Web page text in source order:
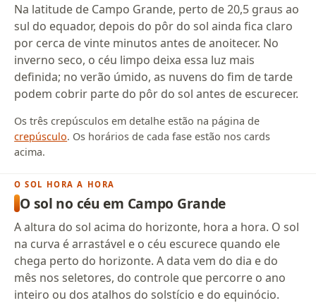
Na latitude de Campo Grande, perto de 20,5 graus ao
sul do equador, depois do pôr do sol ainda fica claro
por cerca de vinte minutos antes de anoitecer. No
inverno seco, o céu limpo deixa essa luz mais
definida; no verão úmido, as nuvens do fim de tarde
podem cobrir parte do pôr do sol antes de escurecer.
Os três crepúsculos em detalhe estão na página de
crepúsculo. Os horários de cada fase estão nos cards
acima.
O SOL HORA A HORA
O sol no céu em Campo Grande
A altura do sol acima do horizonte, hora a hora. O sol
na curva é arrastável e o céu escurece quando ele
chega perto do horizonte. A data vem do dia e do
mês nos seletores, do controle que percorre o ano
inteiro ou dos atalhos do solstício e do equinócio.